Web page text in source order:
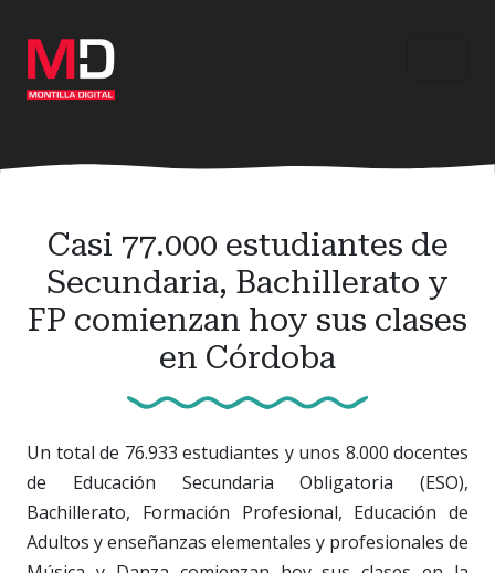
contenido
principal
Casi 77.000 estudiantes de
Secundaria, Bachillerato y
FP comienzan hoy sus clases
en Córdoba
Un total de 76.933 estudiantes y unos 8.000 docentes
de Educación Secundaria Obligatoria (ESO),
Bachillerato, Formación Profesional, Educación de
Adultos y enseñanzas elementales y profesionales de